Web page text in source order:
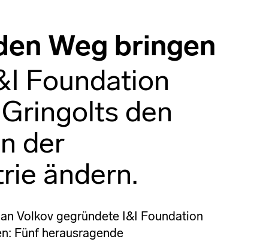
Weg bringen
Foundation
den
der
ändern.
Volkov gegründete I&I Foundation
Fünf herausragende